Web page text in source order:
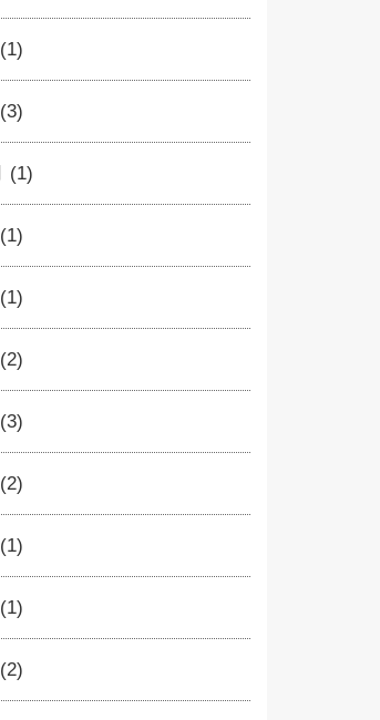
(1)
(3)
(1)
(1)
(1)
(2)
(3)
(2)
(1)
(1)
(2)